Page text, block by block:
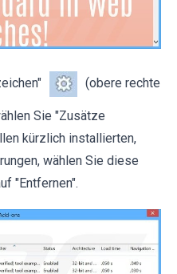
(obere rechte
Sie "Zusätze
kürzlich installierten,
wählen Sie diese
"Entfernen".